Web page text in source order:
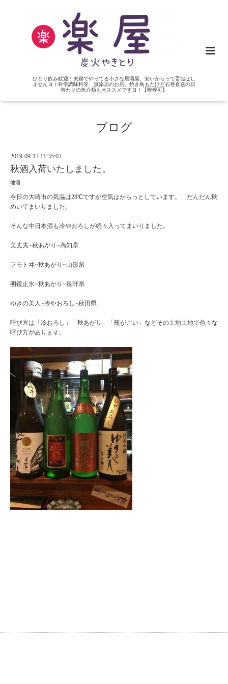
ひとり飲み歓迎！夫婦でやってる小さな居酒屋、安いからって妥協はし
ませんヨ！科学調味料等、無添加のお店。焼き鳥もだけど石巻直送の日
替わりの魚介類もオススメですヨ！【喫煙可】
ブログ
2019-09-17 11:35:02
秋酒入荷いたしました。
地酒
今日の大崎市の気温は28℃ですが空気はからっとしています。 だんだん秋
めいてまいりました。
そんな中日本酒も冷やおろしが続々入ってまいりました。
美丈夫~秋あがり~高知県
フモトヰ~秋あがり~山形県
明鏡止水~秋あがり~長野県
ゆきの美人~冷やおろし~秋田県
呼び方は「冷おろし」「秋あがり」「瓶がこい」などその土地土地で色々な
呼び方があります。